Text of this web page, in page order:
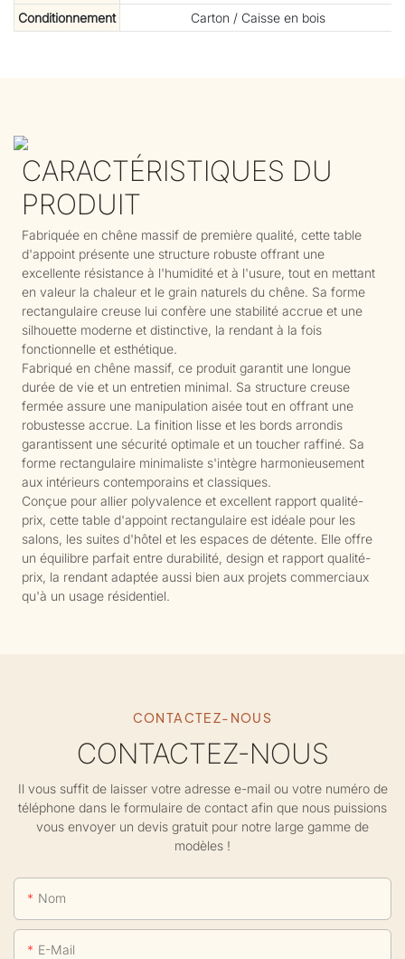
Conditionnement
Carton / Caisse en bois
CARACTÉRISTIQUES DU
PRODUIT
Fabriquée en chêne massif de première qualité, cette table
d'appoint présente une structure robuste offrant une
excellente résistance à l'humidité et à l'usure, tout en mettant
en valeur la chaleur et le grain naturels du chêne. Sa forme
rectangulaire creuse lui confère une stabilité accrue et une
silhouette moderne et distinctive, la rendant à la fois
fonctionnelle et esthétique.
Fabriqué en chêne massif, ce produit garantit une longue
durée de vie et un entretien minimal. Sa structure creuse
fermée assure une manipulation aisée tout en offrant une
robustesse accrue. La finition lisse et les bords arrondis
garantissent une sécurité optimale et un toucher raffiné. Sa
forme rectangulaire minimaliste s'intègre harmonieusement
aux intérieurs contemporains et classiques.
Conçue pour allier polyvalence et excellent rapport qualité-
prix, cette table d'appoint rectangulaire est idéale pour les
salons, les suites d'hôtel et les espaces de détente. Elle offre
un équilibre parfait entre durabilité, design et rapport qualité-
prix, la rendant adaptée aussi bien aux projets commerciaux
qu'à un usage résidentiel.
CONTACTEZ-NOUS
CONTACTEZ-NOUS
Il vous suffit de laisser votre adresse e-mail ou votre numéro de
téléphone dans le formulaire de contact afin que nous puissions
vous envoyer un devis gratuit pour notre large gamme de
modèles !
Nom
E-Mail